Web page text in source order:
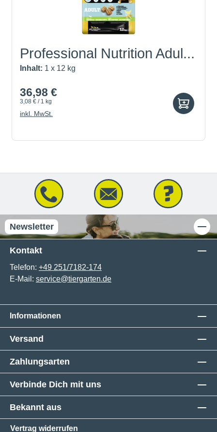
Professional Nutrition Adul...
Inhalt: 1 x 12 kg
36,98 €
3,08 € / 1 kg
inkl. MwSt.
Newsletter
Kontakt
Telefon: +49 251/7182-174
E-Mail: service@tiergarten.de
Informationen
Versand
Zahlungsarten
Verbinde Dich mit uns
Bekannt aus
Vertrag widerrufen